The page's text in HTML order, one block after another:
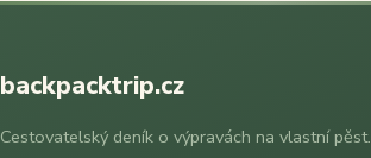
backpacktrip.cz
Cestovatelský deník o výpravách na vlastní pěst.